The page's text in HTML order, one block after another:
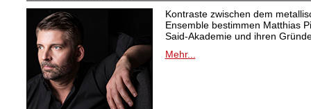
Kontraste zwischen dem
Ensemble bestimmen Matthias
Said-Akademie und ihren
Mehr...